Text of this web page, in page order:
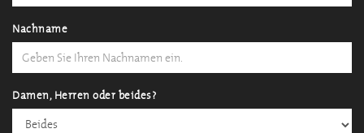
Nachname
Damen, Herren oder beides?